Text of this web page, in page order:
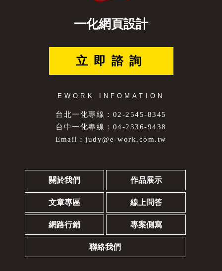
一化網頁設計
立即諮詢
EWORK INFOMATION
台北一化專線：02-2545-8345
台中一化專線：04-2336-9438
Email：judy@e-work.com.tw
關於我們 作品展示
文章專區 線上問答
網路行銷 專案側寫
聯絡我們